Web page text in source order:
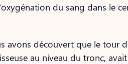
du sang dans le
avons découvert que le tour
au niveau du tronc,